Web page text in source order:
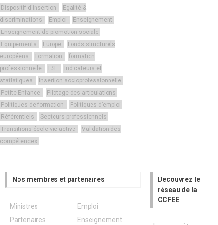
Dispositif d'insertion
Egalité &
discriminations
Emploi
Enseignement
Enseignement de promotion sociale
Equipements
Europe
Fonds structurels
européens
Formation
formation
professionnelle
FSE
Indicateurs et
statistiques
Insertion socioprofessionnelle
Petite Enfance
Pilotage des articulations
Politiques de formation
Politiques d’emploi
Référentiels
Secteurs professionnels
Transitions école vie active
Validation des
compétences
Nos membres et partenaires
Ministres
Partenaires
Emploi
Enseignement
Découvrez le
réseau de la
CCFEE